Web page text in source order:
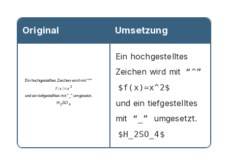
Original Umsetzung
Ein hochgestelltes
Zeichen wird mit
“^”
$f(x)=x^2$
und ein tiefgestelltes
mit
“_” umgesetzt.
$H_2SO_4$